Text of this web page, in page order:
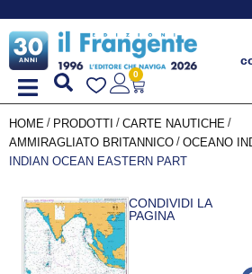
0
HOME / PRODOTTI / CARTE NAUTICHE /
AMMIRAGLIATO BRITANNICO / OCEANO
INDIAN OCEAN EASTERN PART
CONDIVIDI LA
PAGINA